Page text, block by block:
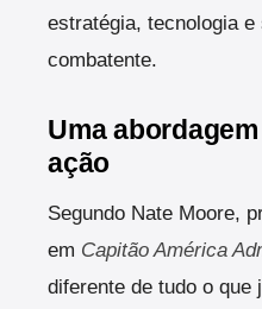
estratégia, tecnologia
combatente.
Uma
ação
Segundo Nate Moore,
em Capitão América
diferente de tudo o que